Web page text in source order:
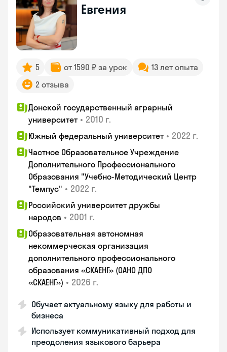
Евгения
5 от 1590 ₽ за урок
13 лет опыта
2 отзыва
Донской государственный аграрный
университет • 2010 г.
Южный федеральный университет • 2022 г.
Частное Образовательное Учреждение
Дополнительного Профессионального
Образования "Учебно-Методический Центр
"Темпус" • 2022 г.
Российский университет дружбы
народов • 2001 г.
Образовательная автономная
некоммерческая организация
дополнительного профессионального
образования «СКАЕНГ» (ОАНО ДПО
«СКАЕНГ») • 2026 г.
Обучает актуальному языку для работы и
бизнеса
Использует коммуникативный подход для
преодоления языкового барьера